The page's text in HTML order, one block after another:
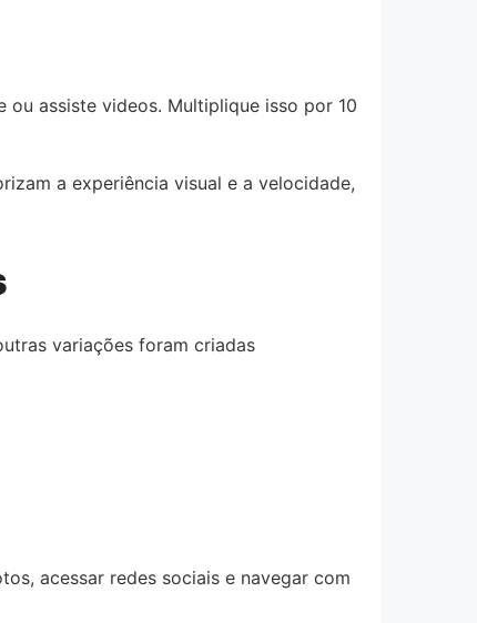
ou assiste videos. Multiplique isso por 10
a experiência visual e a velocidade,
variações foram criadas
acessar redes sociais e navegar com